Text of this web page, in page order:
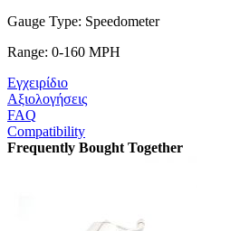
Gauge Type: Speedometer
Range: 0-160 MPH
Εγχειρίδιο
Αξιολογήσεις
FAQ
Compatibility
Frequently Bought Together